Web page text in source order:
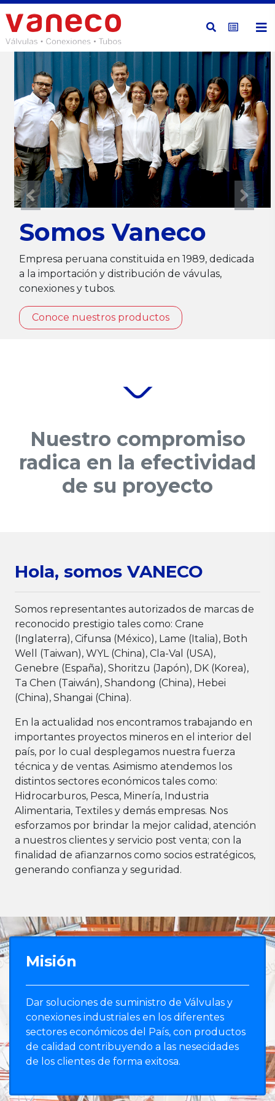
Somos Vaneco
Empresa peruana constituida en 1989, dedicada
a la importación y distribución de vávulas,
conexiones y tubos.
Conoce nuestros productos
Nuestro compromiso
radica en la efectividad
de su proyecto
Hola, somos VANECO
Somos representantes autorizados de marcas de
reconocido prestigio tales como: Crane
(Inglaterra), Cifunsa (México), Lame (Italia), Both
Well (Taiwan), WYL (China), Cla-Val (USA),
Genebre (España), Shoritzu (Japón), DK (Korea),
Ta Chen (Taiwán), Shandong (China), Hebei
(China), Shangai (China).
En la actualidad nos encontramos trabajando en
importantes proyectos mineros en el interior del
país, por lo cual desplegamos nuestra fuerza
técnica y de ventas. Asimismo atendemos los
distintos sectores económicos tales como:
Hidrocarburos, Pesca, Minería, Industria
Alimentaria, Textiles y demás empresas. Nos
esforzamos por brindar la mejor calidad, atención
a nuestros clientes y servicio post venta; con la
finalidad de afianzarnos como socios estratégicos,
generando confianza y seguridad.
Misión
Dar soluciones de suministro de Válvulas y
conexiones industriales en los diferentes
sectores económicos del País, con productos
de calidad contribuyendo a las nesecidades
de los clientes de forma exitosa.